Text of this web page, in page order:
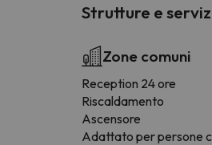
Strutture e
Zone comuni
Reception 24 ore
Riscaldamento
Ascensore
Adattato per persone